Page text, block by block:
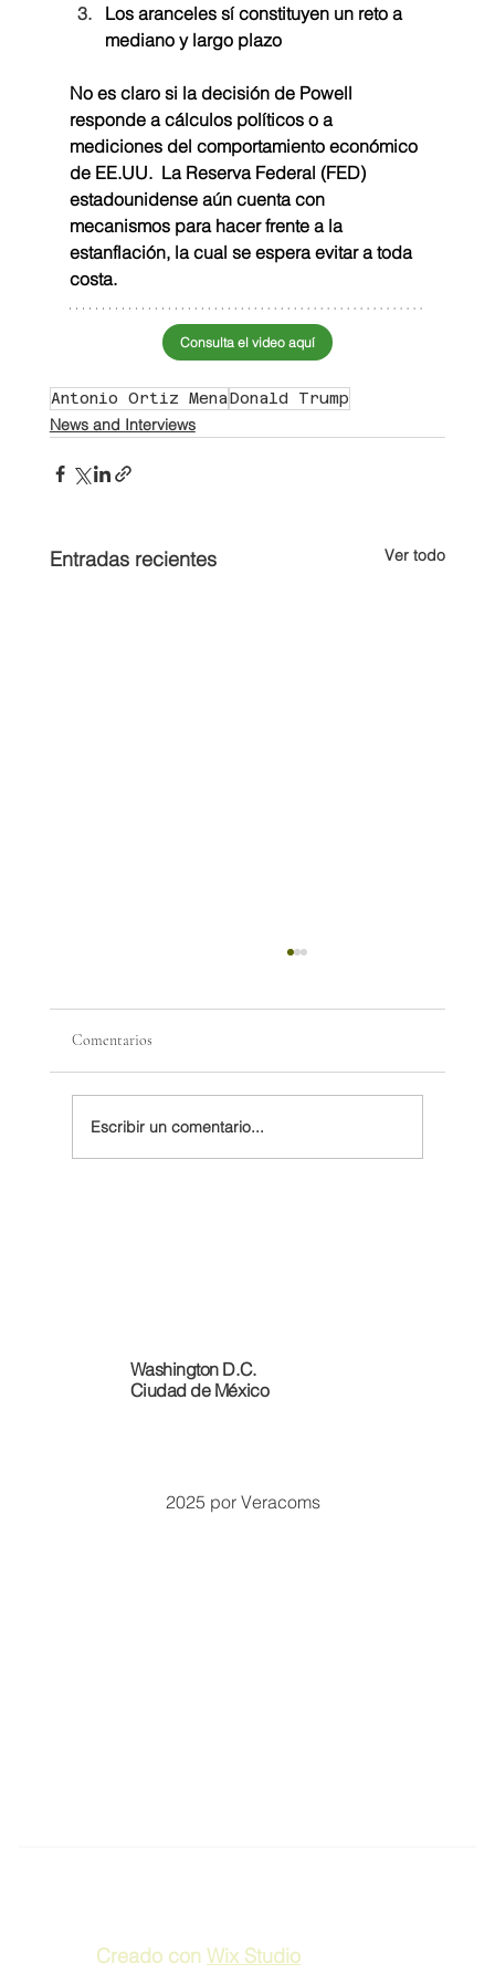
Los aranceles sí constituyen un reto a
mediano y largo plazo
No es claro si la decisión de Powell
responde a cálculos políticos o a
mediciones del comportamiento económico
de EE.UU.  La Reserva Federal (FED)
estadounidense aún cuenta con
mecanismos para hacer frente a la
estanflación, la cual se espera evitar a toda
costa.
Consulta el video aquí
Antonio Ortiz MenaDonald Trump
News and Interviews
Entradas recientes Ver todo
Comentarios
Escribir un comentario...
Washington D.C.
Ciudad de México
2025 por Veracoms
Creado con Wix Studio